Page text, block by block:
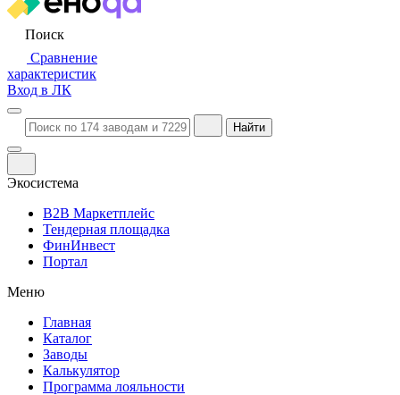
Поиск
Сравнение
характеристик
Вход в ЛК
Найти
Экосистема
B2B Маркетплейс
Тендерная площадка
ФинИнвест
Портал
Меню
Главная
Каталог
Заводы
Калькулятор
Программа лояльности